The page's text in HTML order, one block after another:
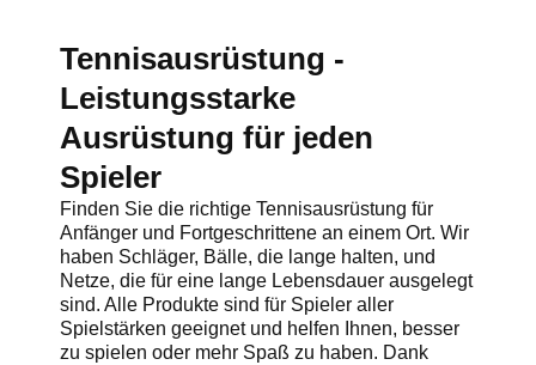
Tennisausrüstung -
Leistungsstarke
Ausrüstung für jeden
Spieler
Finden Sie die richtige Tennisausrüstung für
Anfänger und Fortgeschrittene an einem Ort. Wir
haben Schläger, Bälle, die lange halten, und
Netze, die für eine lange Lebensdauer ausgelegt
sind. Alle Produkte sind für Spieler aller
Spielstärken geeignet und helfen Ihnen, besser
zu spielen oder mehr Spaß zu haben. Dank